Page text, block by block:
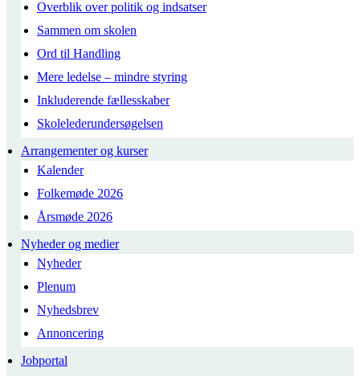
Overblik over politik og indsatser
Sammen om skolen
Ord til Handling
Mere ledelse – mindre styring
Inkluderende fællesskaber
Skolelederundersøgelsen
Arrangementer og kurser
Kalender
Folkemøde 2026
Årsmøde 2026
Nyheder og medier
Nyheder
Plenum
Nyhedsbrev
Annoncering
Jobportal